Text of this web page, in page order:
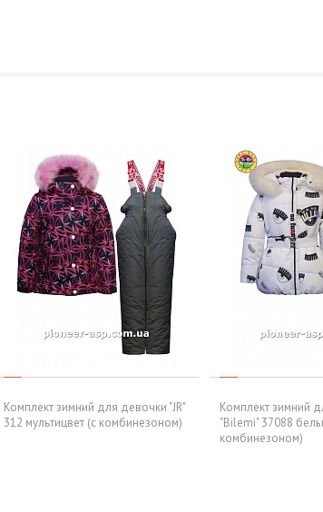
Комплект зимний для девочки "JR"
312 мультицвет (с комбинезоном)
Комплект зимний
"Bilemi" 37088
комбинезоном)